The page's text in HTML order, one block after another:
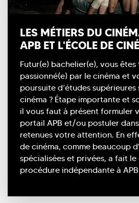
LES MÉTIERS DU
APB ET L'ÉCOLE DE
Futur(e) bachelier(e), vous êtes
passionné(e) par le cinéma et
poursuite d’études
cinéma ? Étape importante et
il vous faut à présent formuler
portail APB et/ou postuler
retenues votre attention. En
de cinéma, comme beaucoup
spécialisées et privées, a fait
procédure indépendante à